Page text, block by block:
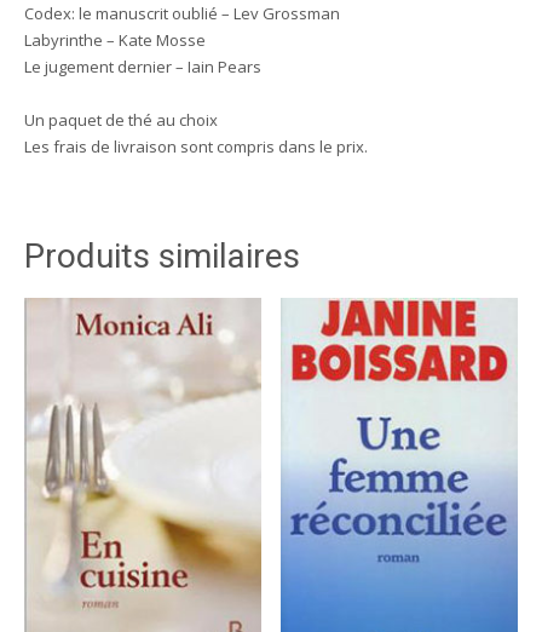
Codex: le manuscrit oublié – Lev Grossman
Labyrinthe – Kate Mosse
Le jugement dernier – Iain Pears
Un paquet de thé au choix
Les frais de livraison sont compris dans le prix.
Produits similaires